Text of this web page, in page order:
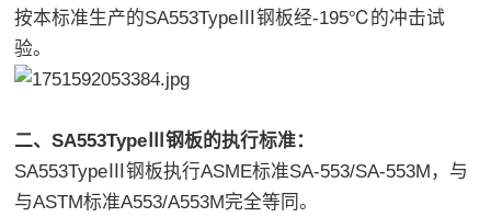
按本标准生产的SA553TypeⅢ钢板经-195℃的冲击试
验。
二、SA553TypeⅢ钢板的执行标准：
SA553TypeⅢ钢板执行ASME标准SA-553/SA-553M，与
与ASTM标准A553/A553M完全等同。